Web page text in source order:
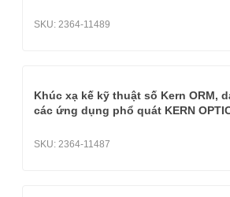
SKU: 2364-11489
Khúc xạ kế kỹ thuật số Kern ORM,
các ứng dụng phổ quát KERN
SKU: 2364-11487